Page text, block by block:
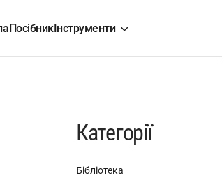
ПосібникІнструменти
Категорії
Бібліотека